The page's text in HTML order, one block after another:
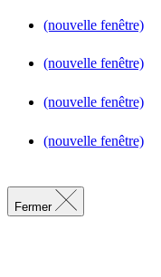
(nouvelle fenêtre)
(nouvelle fenêtre)
(nouvelle fenêtre)
(nouvelle fenêtre)
Fermer